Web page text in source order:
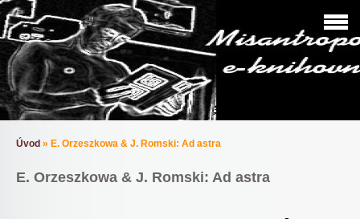
Úvod » E. Orzeszkowa & J. Romski: Ad astra
E. Orzeszkowa & J. Romski: Ad astra